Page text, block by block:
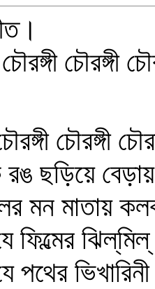
চৌরঙ্গী
চৌরঙ্গী
রঙ ছড়িয়ে
মন মাতায়
ফিল্মের
পথের